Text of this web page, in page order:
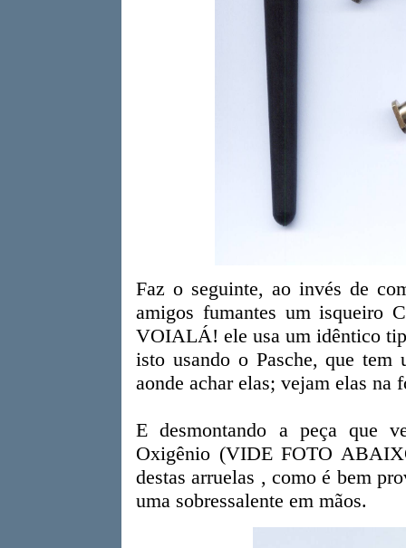
Faz o seguinte, ao invés de
amigos fumantes um isqueiro
VOIALÁ! ele usa um idêntico
isto usando o Pasche, que
aonde achar elas; vejam elas na
E desmontando a peça que
Oxigênio (VIDE FOTO
destas arruelas , como é bem
uma sobressalente em mãos.